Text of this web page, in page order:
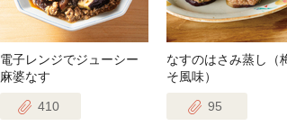
電子レンジでジューシー
麻婆なす
410
なすのはさみ蒸し（
そ風味）
95